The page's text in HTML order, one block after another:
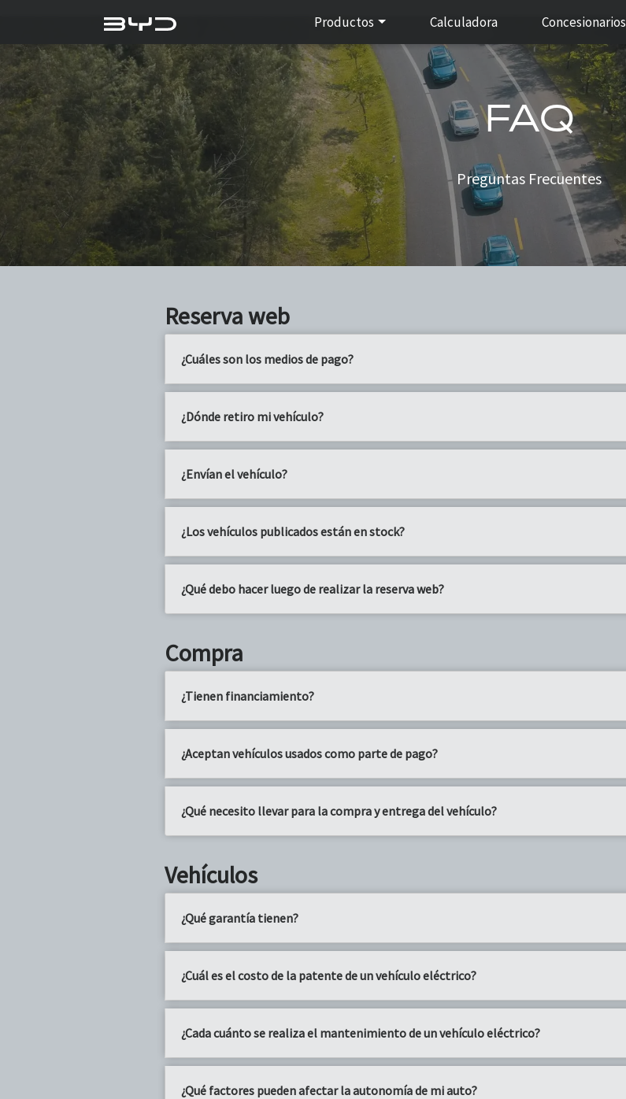
Productos Calculadora Concesionarios
FAQ
Preguntas Frecuentes
Reserva web
¿Cuáles son los medios de pago?
¿Dónde retiro mi vehículo?
¿Envían el vehículo?
¿Los vehículos publicados están en stock?
¿Qué debo hacer luego de realizar la reserva web?
Compra
¿Tienen financiamiento?
¿Aceptan vehículos usados como parte de pago?
¿Qué necesito llevar para la compra y entrega del vehículo?
Vehículos
¿Qué garantía tienen?
¿Cuál es el costo de la patente de un vehículo eléctrico?
¿Cada cuánto se realiza el mantenimiento de un vehículo eléctrico?
¿Qué factores pueden afectar la autonomía de mi auto?